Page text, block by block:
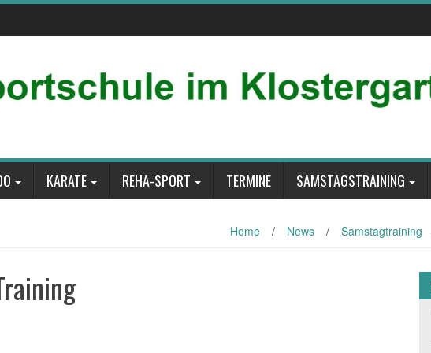
KARATE REHA-SPORT TERMINE SAMSTAGSTRAINING
Home / News / Samstagtraining